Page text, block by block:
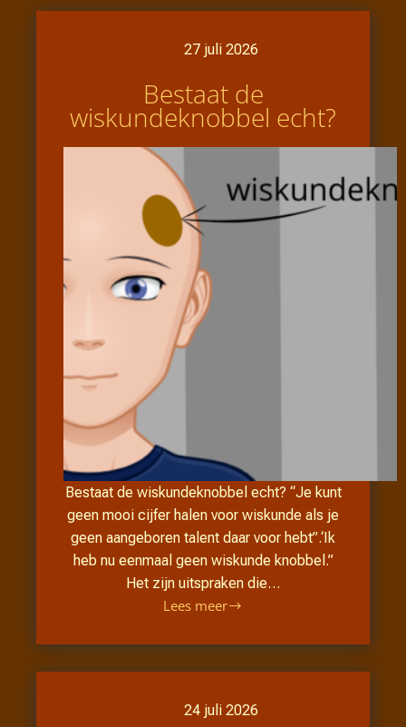
27 juli 2026
Bestaat de
wiskundeknobbel echt?
Bestaat de wiskundeknobbel echt? “Je kunt
geen mooi cijfer halen voor wiskunde als je
geen aangeboren talent daar voor hebt”.‘Ik
heb nu eenmaal geen wiskunde knobbel.”
Het zijn uitspraken die…
Lees meer
24 juli 2026